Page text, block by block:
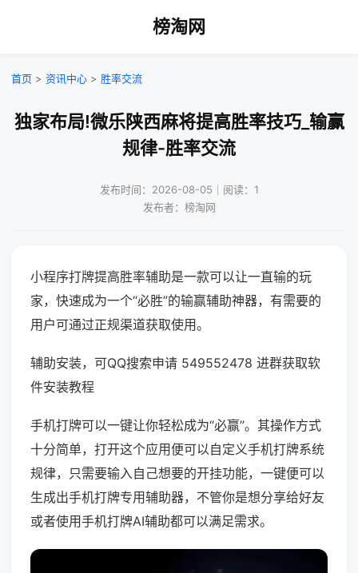
榜淘网
首页 > 资讯中心 > 胜率交流
独家布局!微乐陕西麻将提高胜率技巧_输赢
规律-胜率交流
发布时间：2026-08-05｜阅读：1
发布者：榜淘网
小程序打牌提高胜率辅助是一款可以让一直输的玩
家，快速成为一个“必胜”的输赢辅助神器，有需要的
用户可通过正规渠道获取使用。
辅助安装，可QQ搜索申请 549552478 进群获取软
件安装教程
手机打牌可以一键让你轻松成为“必赢”。其操作方式
十分简单，打开这个应用便可以自定义手机打牌系统
规律，只需要输入自己想要的开挂功能，一键便可以
生成出手机打牌专用辅助器，不管你是想分享给好友
或者使用手机打牌AI辅助都可以满足需求。